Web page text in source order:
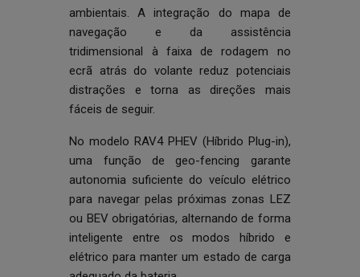
ambientais. A integração do mapa de
navegação e da assistência
tridimensional à faixa de rodagem no
ecrã atrás do volante reduz potenciais
distrações e torna as direções mais
fáceis de seguir.
No modelo RAV4 PHEV (Híbrido Plug-in),
uma função de geo-fencing garante
autonomia suficiente do veículo elétrico
para navegar pelas próximas zonas LEZ
ou BEV obrigatórias, alternando de forma
inteligente entre os modos híbrido e
elétrico para manter um estado de carga